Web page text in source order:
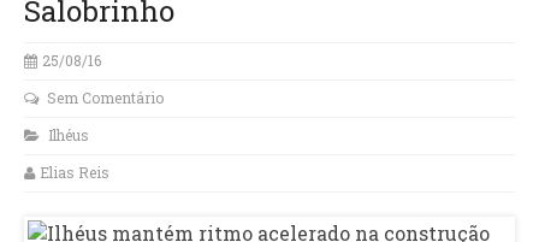
Salobrinho
25/08/16
Sem Comentário
Ilhéus
Elias Reis